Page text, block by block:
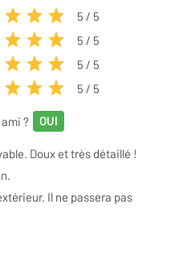
5 / 5
5 / 5
5 / 5
5 / 5
?
Doux et très détaillé !
Il ne passera pas